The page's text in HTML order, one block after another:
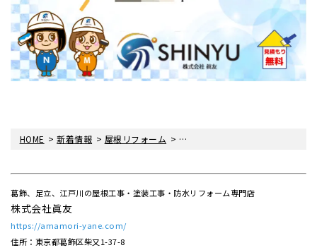
HOME >新着情報 > 屋根リフォーム > 外壁屋根塗装における「付帯部」
葛飾、足立、江戸川の屋根工事・塗装工事・防水リフォーム専門店
株式会社眞友
https://amamori-yane.com/
住所：東京都葛飾区柴又1-37-8